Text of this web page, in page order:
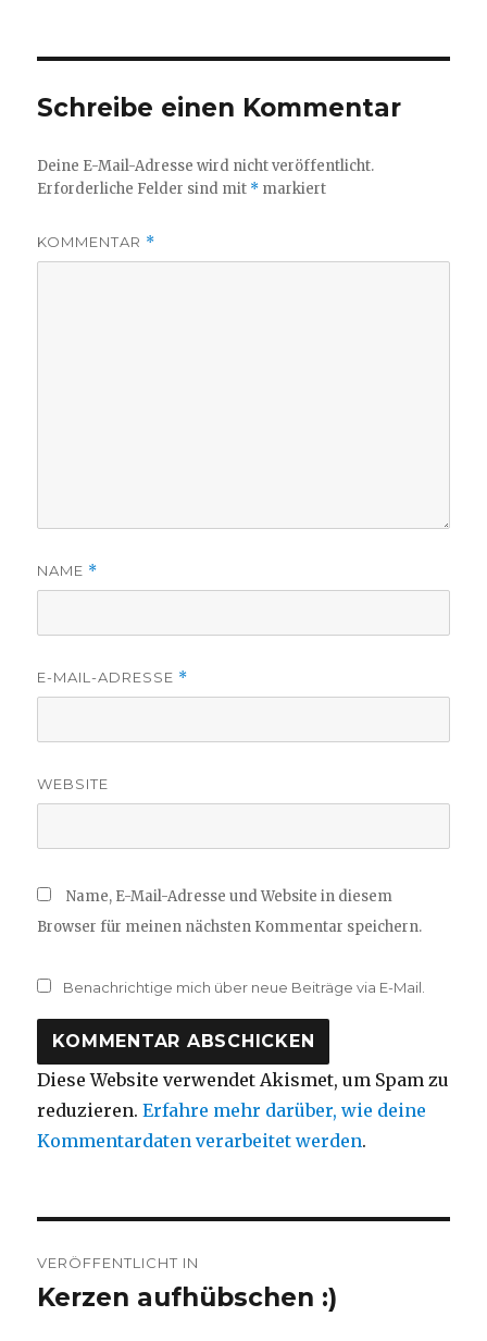
Schreibe einen Kommentar
Deine E-Mail-Adresse wird nicht veröffentlicht.
Erforderliche Felder sind mit * markiert
KOMMENTAR *
NAME *
E-MAIL-ADRESSE *
WEBSITE
Name, E-Mail-Adresse und Website in diesem
Browser für meinen nächsten Kommentar speichern.
Benachrichtige mich über neue Beiträge via E-Mail.
Diese Website verwendet Akismet, um Spam zu
reduzieren.Erfahre mehr darüber, wie deine
Kommentardaten verarbeitet werden.
VERÖFFENTLICHT IN
Kerzen aufhübschen :)